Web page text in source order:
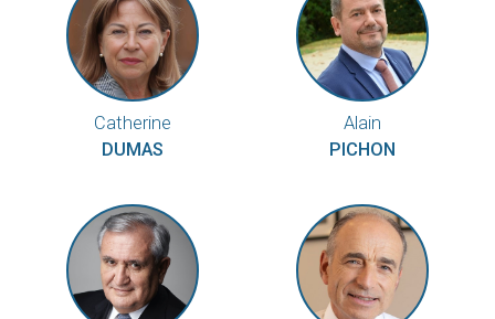
Catherine
DUMAS
Alain
PICHON